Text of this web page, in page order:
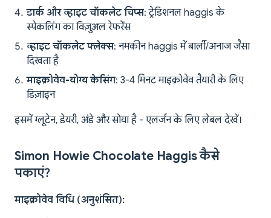
डार्क और व्हाइट चॉकलेट चिप्स: ट्रेडिशनल haggis के
स्पेकलिंग का विज़ुअल रेफरेंस
व्हाइट चॉकलेट फ्लेक्स: नमकीन haggis में बार्ली/अनाज जैसा
दिखता है
माइक्रोवेव-योग्य केसिंग: 3-4 मिनट माइक्रोवेव तैयारी के लिए
डिज़ाइन
इसमें ग्लूटेन, डेयरी, अंडे और सोया है - एलर्जन के लिए लेबल देखें।
Simon Howie Chocolate Haggis कैसे
पकाएं?
माइक्रोवेव विधि (अनुशंसित):